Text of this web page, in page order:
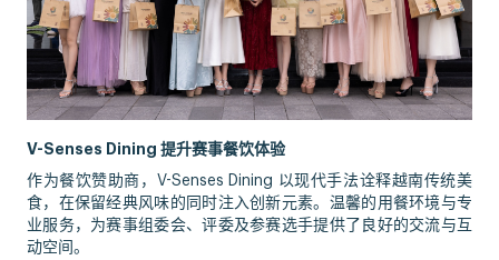
V-Senses Dining 提升赛事餐饮体验
作为餐饮赞助商，V-Senses Dining 以现代手法诠释越南传统美
食，在保留经典风味的同时注入创新元素。温馨的用餐环境与专
业服务，为赛事组委会、评委及参赛选手提供了良好的交流与互
动空间。